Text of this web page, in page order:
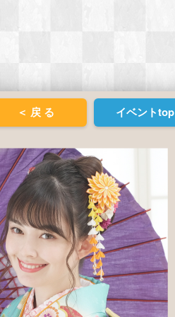
イベントtop
＜ 戻 る